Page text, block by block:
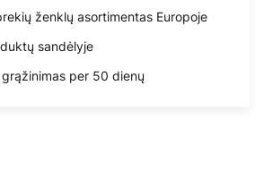
ženklų asortimentas Europoje
sandėlyje
per 50 dienų